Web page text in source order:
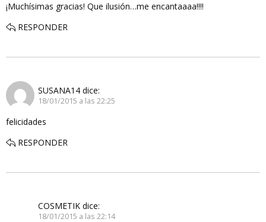
¡Muchísimas gracias! Que ilusión…me encantaaaa!!!!
RESPONDER
SUSANA14 dice:
18/01/2015 a las 22:25
felicidades
RESPONDER
COSMETIK dice:
18/01/2015 a las 22:14